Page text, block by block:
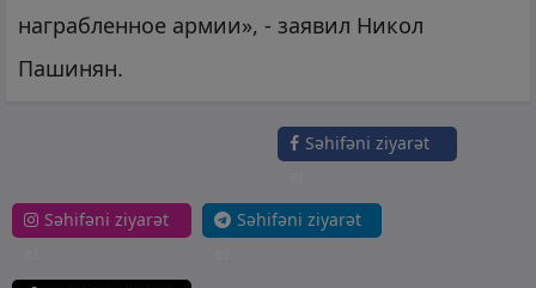
награбленное армии», - заявил Никол
Пашинян.
Səhifəni ziyarət
Səhifəni ziyarət
Səhifəni ziyarət